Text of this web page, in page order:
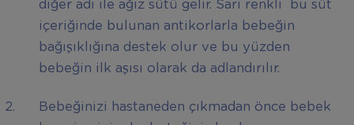
diğer adı ile ağız sütü gelir. Sarı renkli bu süt
içeriğinde bulunan antikorlarla bebeğin
bağışıklığına destek olur ve bu yüzden
bebeğin ilk aşısı olarak da adlandırılır.
Bebeğinizi hastaneden çıkmadan önce bebek